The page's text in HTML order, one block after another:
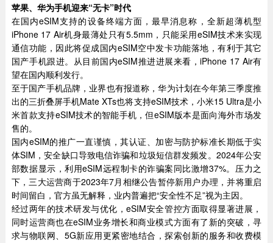
苹果、华为手机迎来“无卡”时代
在国内eSIM支持的设备终端方面，最早消息称，全新超薄机型
iPhone 17 Air机身最薄处只有5.5mm，只能采用eSIM技术来实现
通信功能，因此将促成国内eSIM空中发卡功能落地，有利于其它
国产手机跟进。从目前国内eSIM推进进展来看，iPhone 17 Air有
望在国内顺利发行。
至于国产手机品牌，业界也有报道称，华为计划在今年第三季度推
出的三折叠屏手机Mate XTs也将支持eSIM技术，小米15 Ultra是小
米首款支持eSIM技术的智能手机，但eSIM版本是面向海外市场发
售的。
国内eSIM的推广一直谨慎，其认证、加密与防护标准长期低于实
体SIM，安全缺口导致电信诈骗和垃圾短信群发频发。2024年公安
部数据显示，利用eSIM远程制卡的诈骗案同比激增37%。压力之
下，三大运营商于2023年7月相继公告暂停新用户办理，并将重启
时间留白，官方虽无解释，业内普遍把“安全性不足”视为主因。
经过两年的技术研发与优化，eSIM安全管控方面取得显著进展，
同时运营商也在eSIM业务增长和商业模式方面有了新的突破，寻
求与物联网、5G新应用更紧密地结合，探索创新的服务和收费模